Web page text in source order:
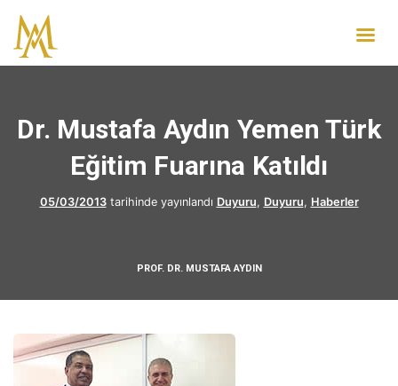
Dr. Mustafa Aydın Yemen Türk
Eğitim Fuarına Katıldı
05/03/2013tarihinde yayınlandı Duyuru, Duyuru, Haberler
PROF. DR. MUSTAFA AYDIN